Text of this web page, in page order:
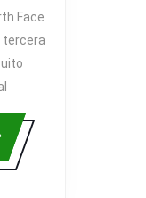
LA
PRIMERA
MUJER
CON
TRIUNFOS
EN
LA
Face
tercera
Leer
más